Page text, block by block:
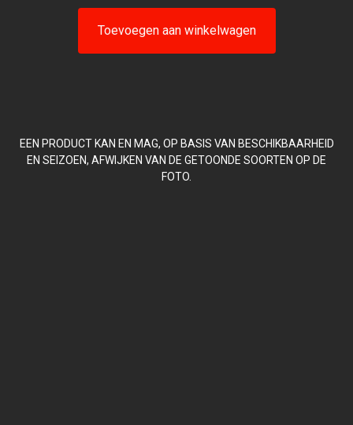
Toevoegen aan winkelwagen
EEN PRODUCT KAN EN MAG, OP BASIS VAN BESCHIKBAARHEID
EN SEIZOEN, AFWIJKEN VAN DE GETOONDE SOORTEN OP DE
FOTO.